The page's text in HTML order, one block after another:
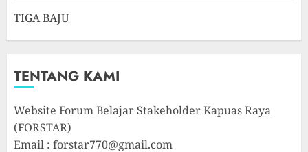
TIGA BAJU
TENTANG KAMI
Website Forum Belajar Stakeholder Kapuas Raya
(FORSTAR)
Email : forstar770@gmail.com